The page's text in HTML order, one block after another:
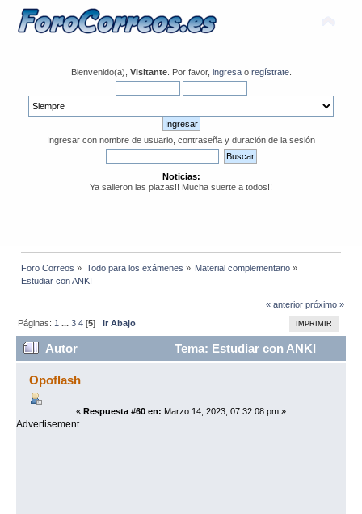
Bienvenido(a), Visitante. Por favor, ingresao regístrate.
Ingresar con nombre de usuario, contraseña y duración de la sesión
Noticias:
Ya salieron las plazas!! Mucha suerte a todos!!
Foro Correos » Todo para los exámenes » Material complementario»
Estudiar con ANKI
« anterior próximo »
IMPRIMIR
Páginas: 1 ...3 4 [5]Ir Abajo
Autor
Tema: Estudiar con ANKI
(Leído 45755 veces)
Opoflash
« Respuesta #60 en: Marzo 14, 2023, 07:32:08 pm »
Advertisement